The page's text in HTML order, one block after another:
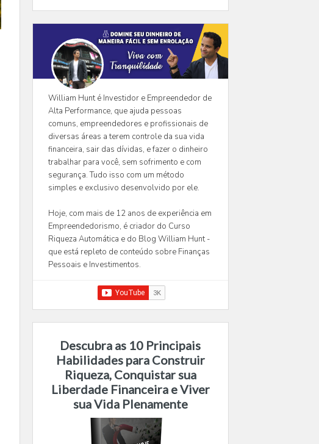
William Hunt é Investidor e Empreendedor de
Alta Performance, que ajuda pessoas
comuns, empreendedores e profissionais de
diversas áreas a terem controle da sua vida
financeira, sair das dívidas, e fazer o dinheiro
trabalhar para você, sem sofrimento e com
segurança. Tudo isso com um método
simples e exclusivo desenvolvido por ele.
Hoje, com mais de 12 anos de experiência em
Empreendedorismo, é criador do Curso
Riqueza Automática e do Blog William Hunt -
que está repleto de conteúdo sobre Finanças
Pessoais e Investimentos.
Descubra as 10 Principais
Habilidades para Construir
Riqueza, Conquistar sua
Liberdade Financeira e Viver
sua Vida Plenamente